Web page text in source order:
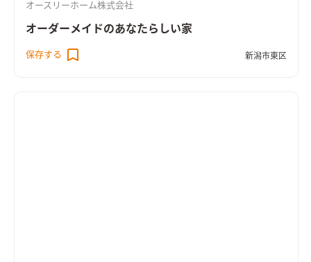
オースリーホーム株式会社
オーダーメイドのあなたらしい家
保存する 新潟市東区